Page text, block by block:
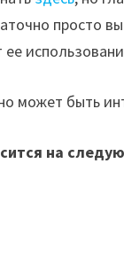
просто
может быть
на